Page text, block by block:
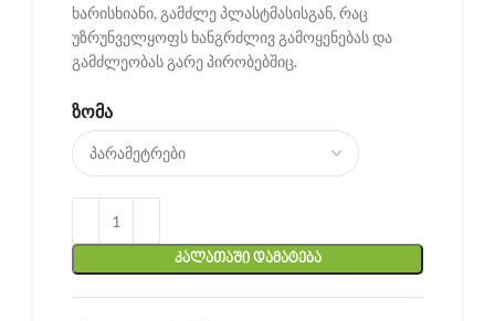
ხარისხიანი, გამძლე პლასტმასისგან, რაც
უზრუნველყოფს ხანგრძლივ გამოყენებას და
გამძლეობას გარე პირობებშიც.
ᲖᲝᲛᲐ
ᲙᲐᲚᲐᲗᲐᲨᲘ ᲓᲐᲛᲐᲢᲔᲑᲐ